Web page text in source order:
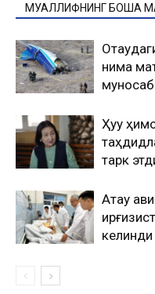
МУАЛЛИФНИНГ БОШҚА
нима
Ҳуқуқ
тарк
Ақтау
келинди